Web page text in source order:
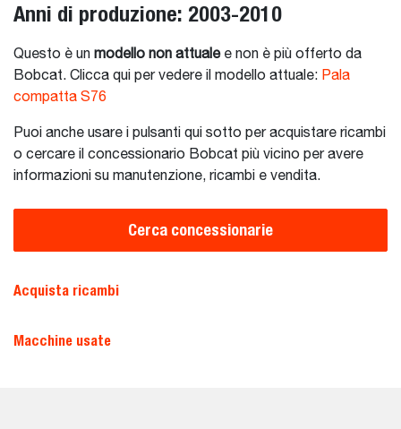
Anni di produzione: 2003-2010
Questo è un modello non attualee non è più offerto da
Bobcat. Clicca qui per vedere il modello attuale: Pala
compatta S76
Puoi anche usare i pulsanti qui sotto per acquistare ricambi
o cercare il concessionario Bobcat più vicino per avere
informazioni su manutenzione, ricambi e vendita.
Cerca concessionarie
Acquista ricambi
Macchine usate